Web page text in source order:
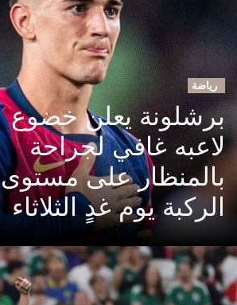
رياضة
برشلونة يعلن خضوع
لاعبه غافي لجراحة
بالمنظار على مستوى
الركبة يوم غدٍ الثلاثاء